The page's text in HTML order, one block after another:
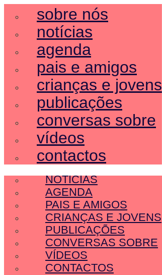
sobre nós
notícias
agenda
pais e amigos
crianças e jovens
publicações
conversas sobre
vídeos
contactos
SOBRE NÓS
NOTÍCIAS
AGENDA
PAIS E AMIGOS
CRIANÇAS E JOVENS
PUBLICAÇÕES
CONVERSAS SOBRE
VÍDEOS
CONTACTOS